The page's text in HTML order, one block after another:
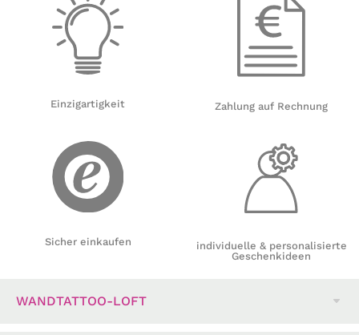
Einzigartigkeit
Sicher einkaufen
Zahlung auf Rechnung
individuelle & personalisierte
Geschenkideen
WANDTATTOO-LOFT